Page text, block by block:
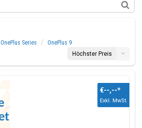
OnePlus Series
OnePlus 9
Höchster Preis
€--,--*
Exkl. MwSt.